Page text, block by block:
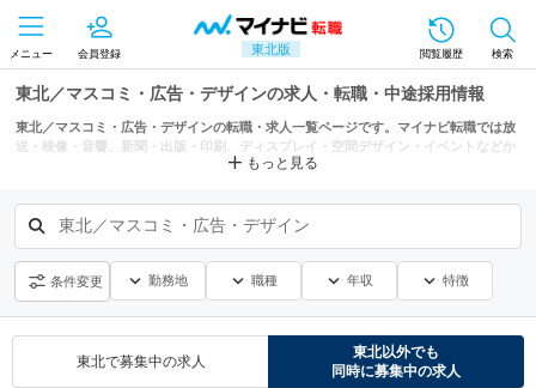
東北版
メニュー 会員登録 閲覧履歴 検索
東北／マスコミ・広告・デザインの求人・転職・中途採用情報
東北／マスコミ・広告・デザインの転職・求人一覧ページです。マイナビ転職では放
送・映像・音響、新聞・出版・印刷、ディスプレイ・空間デザイン・イベントなどか
らもあなたにぴったりの求人を探せます。もっと見る
東北／マスコミ・広告・デザイン
条件変更 勤務地 職種 年収 特徴
東北で募集中の求人
東北以外でも
同時に募集中の求人